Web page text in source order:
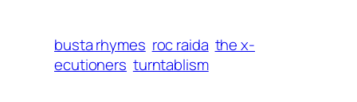
busta rhymes roc raida the x-
ecutioners turntablism